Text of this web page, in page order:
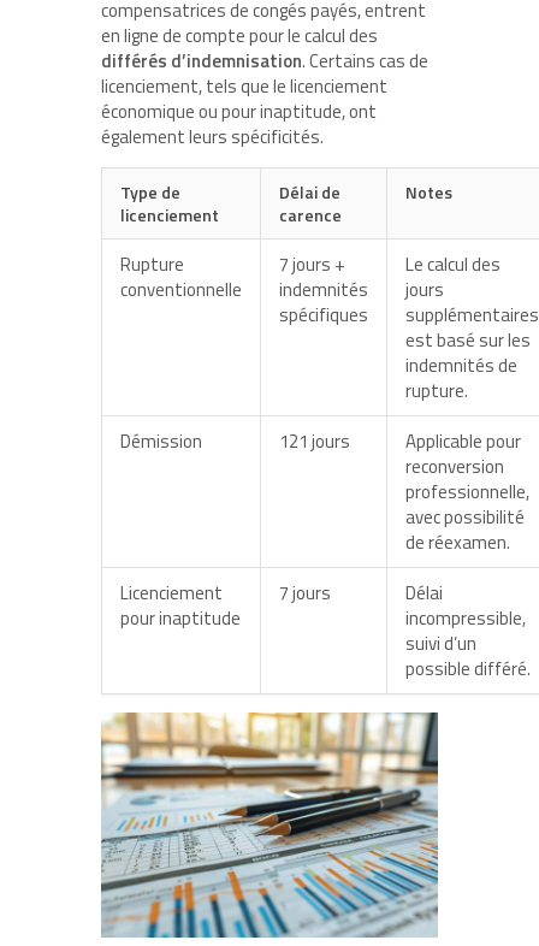
compensatrices de congés payés, entrent
en ligne de compte pour le calcul des
différés d’indemnisation. Certains cas de
licenciement, tels que le licenciement
économique ou pour inaptitude, ont
également leurs spécificités.
Type de
licenciement
Délai de
carence
Notes
Rupture
conventionnelle
7 jours +
indemnités
spécifiques
Le calcul des
jours
supplémentaires
est basé sur les
indemnités de
rupture.
Démission
121 jours
Applicable pour
reconversion
professionnelle,
avec possibilité
de réexamen.
Licenciement
pour inaptitude
7 jours
Délai
incompressible,
suivi d’un
possible différé.